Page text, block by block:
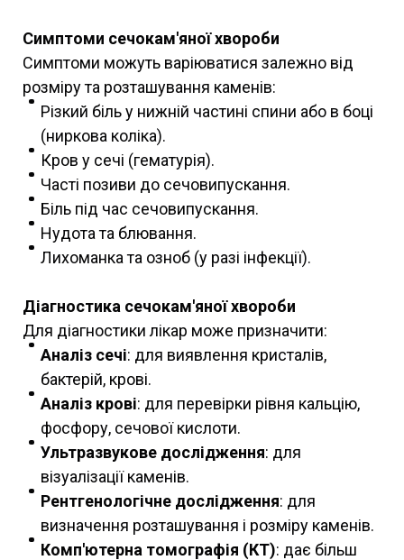
Симптоми сечокам'яної хвороби
Симптоми можуть варіюватися залежно від
розміру та розташування каменів:
Різкий біль у нижній частині спини або в боці
(ниркова коліка).
Кров у сечі (гематурія).
Часті позиви до сечовипускання.
Біль під час сечовипускання.
Нудота та блювання.
Лихоманка та озноб (у разі інфекції).
Діагностика сечокам'яної хвороби
Для діагностики лікар може призначити:
Аналіз сечі: для виявлення кристалів,
бактерій, крові.
Аналіз крові: для перевірки рівня кальцію,
фосфору, сечової кислоти.
Ультразвукове дослідження: для
візуалізації каменів.
Рентгенологічне дослідження: для
визначення розташування і розміру каменів.
Комп'ютерна томографія (КТ): дає більш